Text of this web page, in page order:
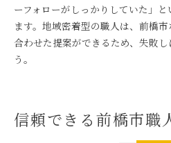
ーフォローがしっかりしていた」
ます。地域密着型の職人は、前橋
合わせた提案ができるため、失敗
う。
信頼できる前橋市職